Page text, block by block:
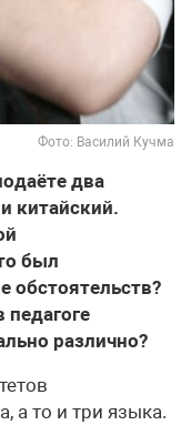
Фото: Василий Кучма
два
китайский.
был
обстоятельств?
педагоге
различно?
а то и три языка.